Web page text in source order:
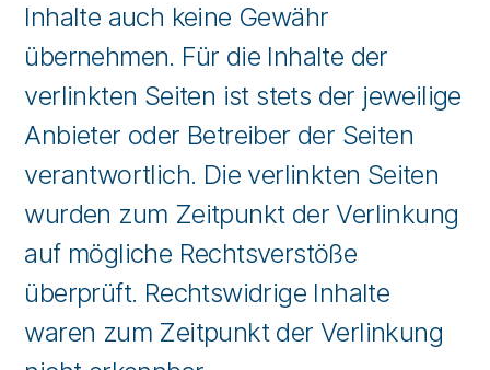
Inhalte auch keine Gewähr
übernehmen. Für die Inhalte der
verlinkten Seiten ist stets der jeweilige
Anbieter oder Betreiber der Seiten
verantwortlich. Die verlinkten Seiten
wurden zum Zeitpunkt der Verlinkung
auf mögliche Rechtsverstöße
überprüft. Rechtswidrige Inhalte
waren zum Zeitpunkt der Verlinkung